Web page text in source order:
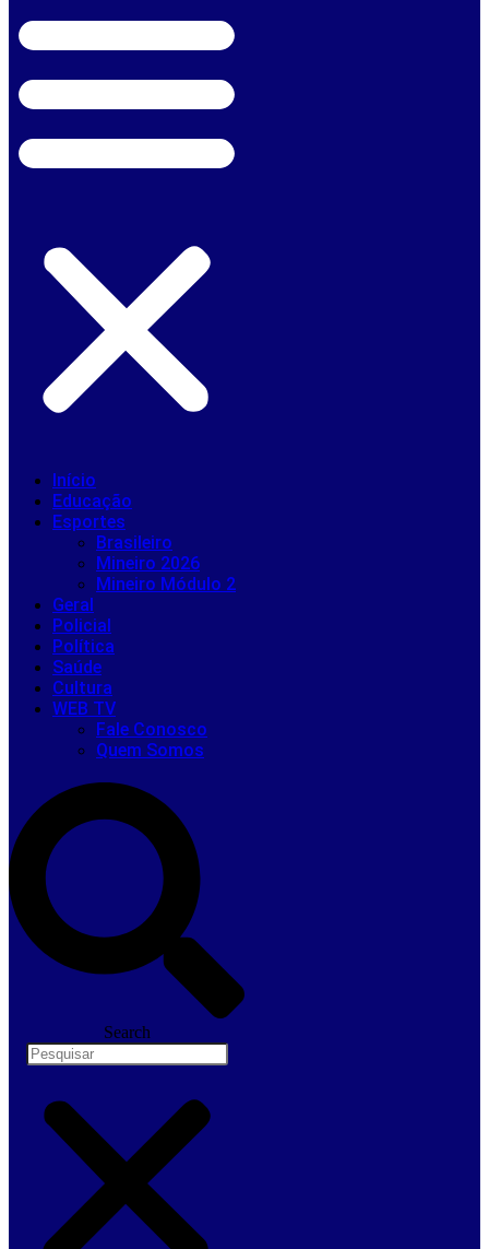
Início
Educação
Esportes
Brasileiro
Mineiro 2026
Mineiro Módulo 2
Geral
Policial
Política
Saúde
Cultura
WEB TV
Fale Conosco
Quem Somos
Search